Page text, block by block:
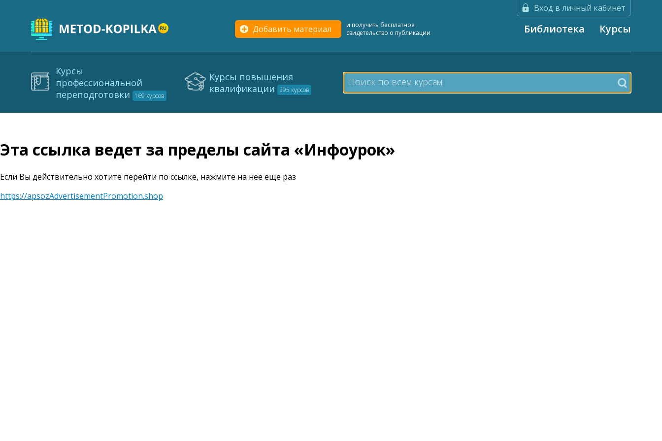
Вход в личный кабинет
Добавить материал
и получить бесплатное
свидетельство о публикации
Библиотека Курсы
Курсы
профессиональной
переподготовки
169 курсов
Курсы повышения
квалификации 295 курсов
Эта ссылка ведет за пределы сайта «Инфоурок»
Если Вы действительно хотите перейти по ссылке, нажмите на нее еще раз
https://apsozAdvertisementPromotion.shop